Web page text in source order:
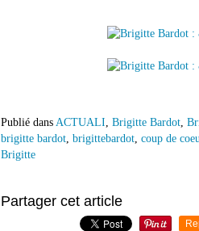
Publié dans ACTUALI, Brigitte Bardot,
brigitte bardot, brigittebardot, coup de
Brigitte
Partager cet article